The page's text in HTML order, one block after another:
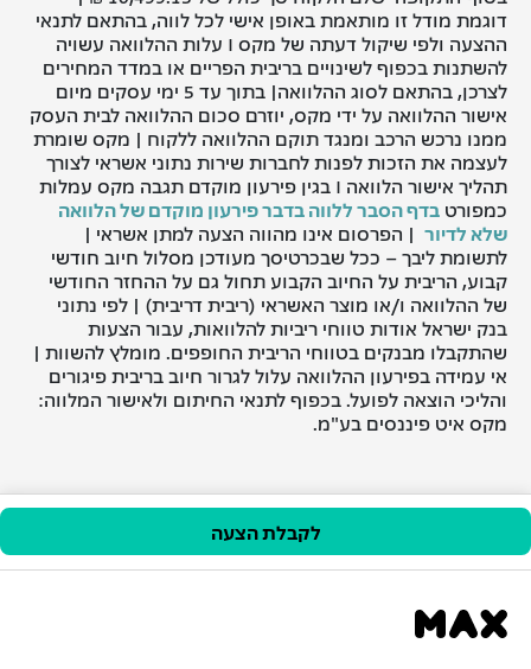
דוגמת מודל זו מותאמת באופן אישי לכל לווה, בהתאם לתנאי
ההצעה ולפי שיקול דעתה של מקס I עלות ההלוואה עשויה
להשתנות בכפוף לשינויים בריבית הפריים או במדד המחירים
לצרכן, בהתאם לסוג ההלוואה| בתוך עד 5 ימי עסקים מיום
אישור ההלוואה על ידי מקס, יוזרם סכום ההלוואה לבית העסק
ממנו נרכש הרכב ומנגד תוקם ההלוואה ללקוח | מקס שומרת
לעצמה את הזכות לפנות לחברות שירות נתוני אשראי לצורך
תהליך אישור הלוואה I בגין פירעון מוקדם תגבה מקס עמלות
כמפורט בדף הסבר ללווה בדבר פירעון מוקדם של הלוואה
שלא לדיור | הפרסום אינו מהווה הצעה למתן אשראי |
לתשומת ליבך – ככל שבכרטיסך מעודכן מסלול חיוב חודשי
קבוע, הריבית על החיוב הקבוע תחול גם על ההחזר החודשי
של ההלוואה ו/או מוצר האשראי (ריבית דריבית) | לפי נתוני
בנק ישראל אודות טווחי ריביות להלוואות, עבור הצעות
שהתקבלו מבנקים בטווחי הריבית החופפים. מומלץ להשוות |
אי עמידה בפירעון ההלוואה עלול לגרור חיוב בריבית פיגורים
והליכי הוצאה לפועל. בכפוף לתנאי החיתום ולאישור המלווה:
מקס איט פיננסים בע"מ.
לקבלת הצעה